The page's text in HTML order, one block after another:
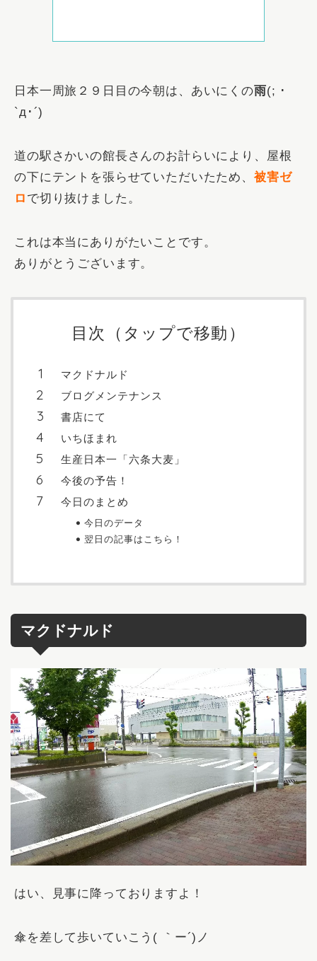
日本一周旅２９日目の今朝は、あいにくの雨(; ･
`д･´)
道の駅さかいの館長さんのお計らいにより、屋根
の下にテントを張らせていただいたため、 被害ゼ
ロ で切り抜けました。
これは本当にありがたいことです。
ありがとうございます。
目次（タップで移動）
マクドナルド
ブログメンテナンス
書店にて
いちほまれ
生産日本一「六条大麦」
今後の予告！
今日のまとめ
今日のデータ
翌日の記事はこちら！
マクドナルド
はい、見事に降っておりますよ！
傘を差して歩いていこう( ｀ー´)ノ